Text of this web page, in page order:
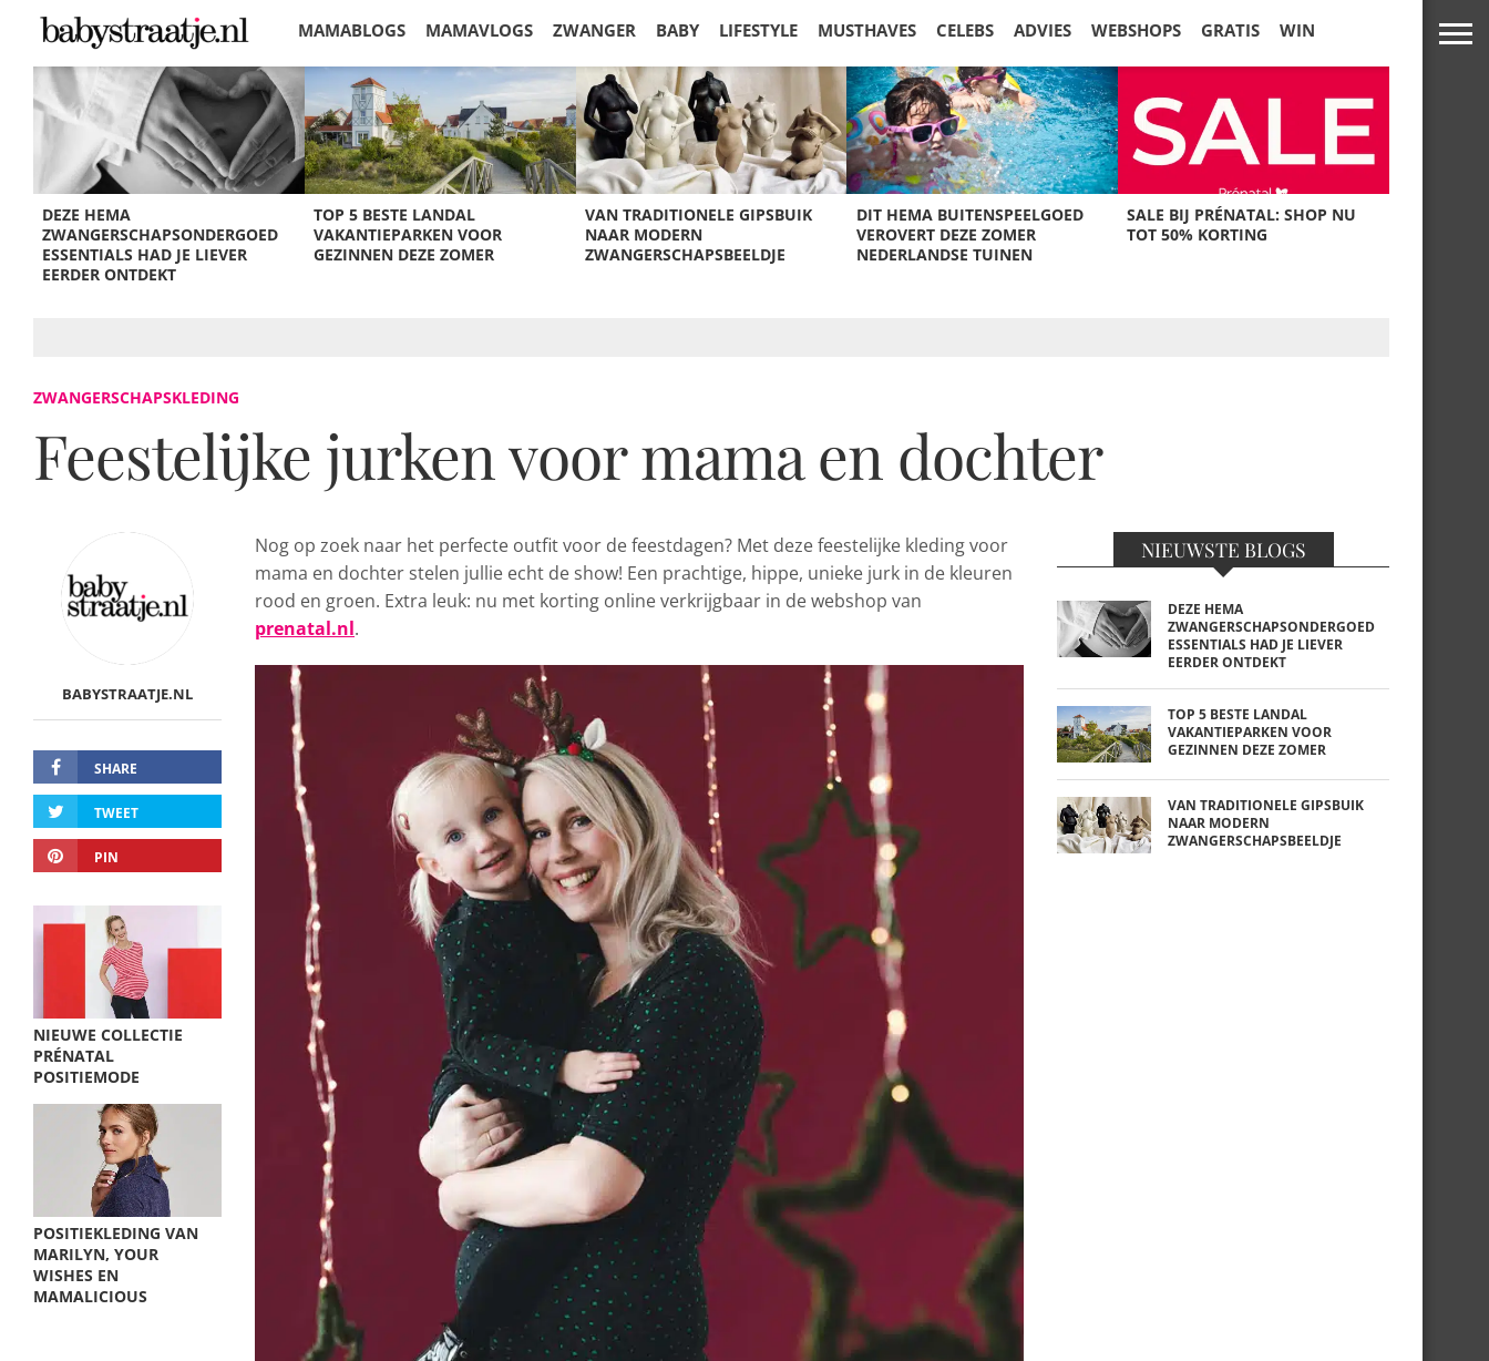
MAMABLOGS MAMAVLOGS ZWANGER BABY LIFESTYLE MUSTHAVES CELEBS ADVIES WEBSHOPS GRATIS WIN
KORTINGEN
DEZE HEMA
ZWANGERSCHAPSONDERGOED
ESSENTIALS HAD JE LIEVER
EERDER ONTDEKT
TOP 5 BESTE LANDAL
VAKANTIEPARKEN VOOR
GEZINNEN DEZE ZOMER
VAN TRADITIONELE GIPSBUIK
NAAR MODERN
ZWANGERSCHAPSBEELDJE
DIT HEMA BUITENSPEELGOED
VEROVERT DEZE ZOMER
NEDERLANDSE TUINEN
SALE BIJ PRÉNATAL: SHOP NU
TOT 50% KORTING
ZWANGERSCHAPSKLEDING
Feestelijke jurken voor mama en dochter
BABYSTRAATJE.NL
SHARE
TWEET
PIN
NIEUWE COLLECTIE
PRÉNATAL
POSITIEMODE
POSITIEKLEDING VAN
MARILYN, YOUR
WISHES EN
MAMALICIOUS
Nog op zoek naar het perfecte outfit voor de feestdagen? Met deze feestelijke kleding voor
mama en dochter stelen jullie echt de show! Een prachtige, hippe, unieke jurk in de kleuren
rood en groen. Extra leuk: nu met korting online verkrijgbaar in de webshop van
prenatal.nl.
NIEUWSTE BLOGS
DEZE HEMA
ZWANGERSCHAPSONDERGOED
ESSENTIALS HAD JE LIEVER
EERDER ONTDEKT
TOP 5 BESTE LANDAL
VAKANTIEPARKEN VOOR
GEZINNEN DEZE ZOMER
VAN TRADITIONELE GIPSBUIK
NAAR MODERN
ZWANGERSCHAPSBEELDJE